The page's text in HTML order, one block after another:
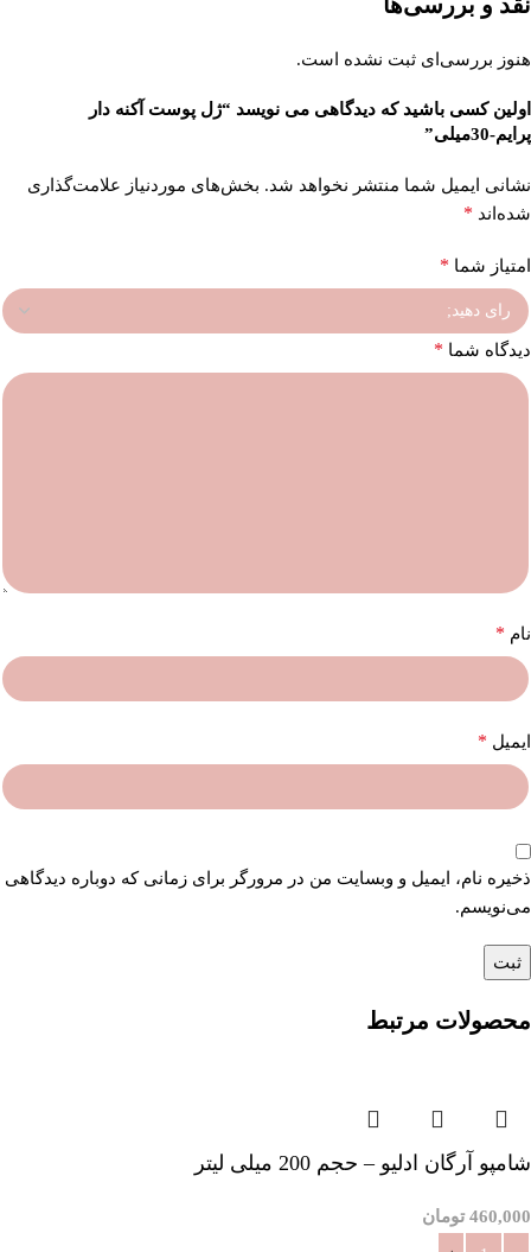
هنوز بررسی‌ای ثبت نشده است.
اولین کسی باشید که دیدگاهی می نویسد “ژل پوست آکنه دار
پرایم-30میلی”
نشانی ایمیل شما منتشر نخواهد شد. بخش‌های موردنیاز علامت‌گذاری
شده‌اند *
امتیاز شما *
دیدگاه شما *
نام *
ایمیل *
ذخیره نام، ایمیل و وبسایت من در مرورگر برای زمانی که دوباره دیدگاهی
می‌نویسم.
محصولات مرتبط
شامپو آرگان ادلیو – حجم 200 میلی لیتر
460,000 تومان